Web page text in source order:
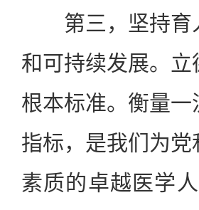
第三，坚持育
和可持续发展。
根本标准。衡量
指标，是我们为
素质的卓越医学